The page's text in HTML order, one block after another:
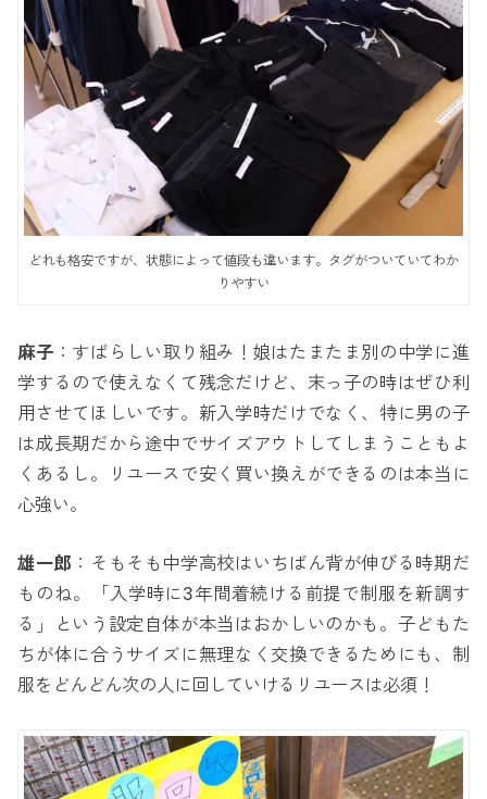
どれも格安ですが、状態によって値段も違います。タグがついていてわか
りやすい
麻子 ：すばらしい取り組み！娘はたまたま別の中学に進
学するので使えなくて残念だけど、末っ子の時はぜひ利
用させてほしいです。新入学時だけでなく、特に男の子
は成長期だから途中でサイズアウトしてしまうこともよ
くあるし。リユースで安く買い換えができるのは本当に
心強い。
雄一郎 ：そもそも中学高校はいちばん背が伸びる時期だ
ものね。「入学時に3年間着続ける前提で制服を新調す
る」という設定自体が本当はおかしいのかも。子どもた
ちが体に合うサイズに無理なく交換できるためにも、制
服をどんどん次の人に回していけるリユースは必須！